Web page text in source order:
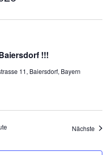
!!!
11, Baiersdorf, Bayern
Nächste